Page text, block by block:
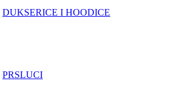
DUKSERICE I HOODICE
PRSLUCI